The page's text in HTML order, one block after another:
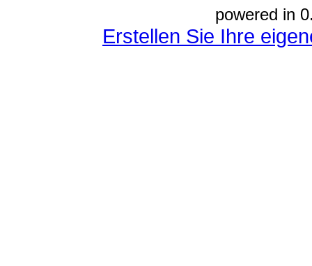
powered in
Erstellen Sie Ihre